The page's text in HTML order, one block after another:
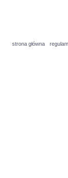
strona główna